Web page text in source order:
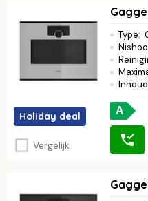
Holiday deal
Vergelijk
Type:
Inhoud
A